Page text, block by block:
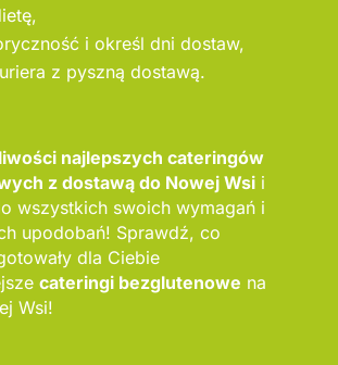
i określ dni dostaw,
z pyszną dostawą.
najlepszych cateringów
z dostawą do Nowej Wsii
wszystkich swoich wymagań i
upodobań! Sprawdź, co
dla Ciebie
cateringi bezglutenowe na
Wsi!